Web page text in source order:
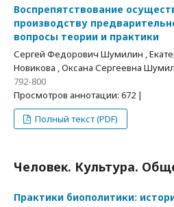
Воспрепятствование
производству
вопросы теории и практики
Сергей Федорович Шумилин ,
Новикова , Оксана Сергеевна
792-800
Просмотров аннотации: 672 |
Полный текст (PDF)
Человек. Культура.
Практики биополитики: